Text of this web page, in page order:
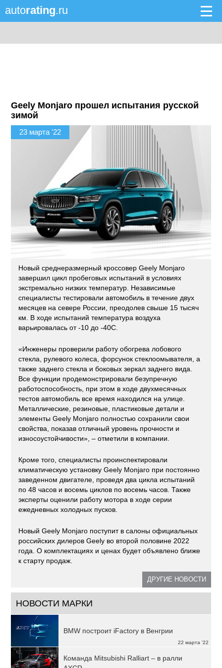
autorating.ru
Geely Monjaro прошел испытания русской
зимой
23 марта '22
Новый среднеразмерный кроссовер Geely Monjaro
завершил цикл пробеговых испытаний в условиях
экстремально низких температур. Независимые
специалисты тестировали автомобиль в течение двух
месяцев на севере России, преодолев свыше 15 тысяч
км. В ходе испытаний температура воздуха
варьировалась от -10 до -40С.
«Инженеры проверили работу обогрева лобового
стекла, рулевого колеса, форсунок стеклоомывателя, а
также заднего стекла и боковых зеркал заднего вида.
Все функции продемонстрировали безупречную
работоспособность, при этом в ходе двухмесячных
тестов автомобиль все время находился на улице.
Металлические, резиновые, пластиковые детали и
элементы Geely Monjaro полностью сохранили свои
свойства, показав отличный уровень прочности и
износоустойчивости», – отметили в компании.
Кроме того, специалисты проинспектировали
климатическую установку Geely Monjaro при постоянно
заведенном двигателе, проведя два цикла испытаний
по 48 часов и восемь циклов по восемь часов. Также
эксперты оценили работу мотора в ходе серии
ежедневных холодных пусков.
Новый Geely Monjaro поступит в салоны официальных
российских дилеров Geely во второй половине 2022
года. О комплектациях и ценах будет объявлено ближе
к старту продаж.
ДРУГИЕ НОВОСТИ
НОВОСТИ МАРКИ
22 марта '22
BMW построит iFactory в Венгрии
Команда Mitsubishi Ralliart – в ралли